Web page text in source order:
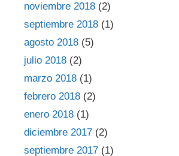
noviembre 2018 (2)
septiembre 2018 (1)
agosto 2018 (5)
julio 2018 (2)
marzo 2018 (1)
febrero 2018 (2)
enero 2018 (1)
diciembre 2017 (2)
septiembre 2017 (1)